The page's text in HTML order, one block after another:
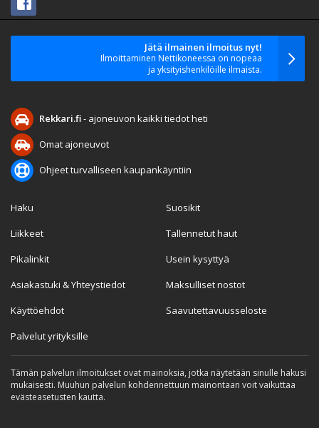
Jätä ilmainen ilmoitus nyt!
Ilmoittaminen Nettikoneessa on nopeaa
ja yksityishenkilöille ilmaista.
Rekkari.fi- ajoneuvon kaikki tiedot heti
Omat ajoneuvot
Ohjeet turvalliseen kaupankäyntiin
Haku
Liikkeet
Pikalinkit
Asiakastuki & Yhteystiedot
Käyttöehdot
Palvelut yrityksille
Suosikit
Tallennetut haut
Usein kysyttyä
Maksulliset nostot
Saavutettavuusseloste
Tämän palvelun ilmoitukset ovat mainoksia, jotka näytetään sinulle hakusi
mukaisesti. Muuhun palvelun kohdennettuun mainontaan voit vaikuttaa
evästeasetusten kautta.